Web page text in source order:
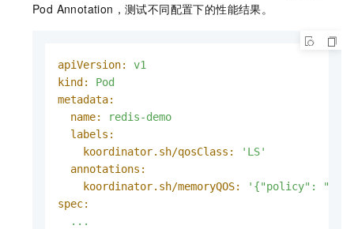
Pod Annotation，测试不同配置下的性能结果。
apiVersion:
v1
kind:
Pod
metadata:
name:
redis-demo
labels:
koordinator.sh/qosClass:
'LS'
annotations:
koordinator.sh/memoryQOS:
'{"policy":
spec:
...